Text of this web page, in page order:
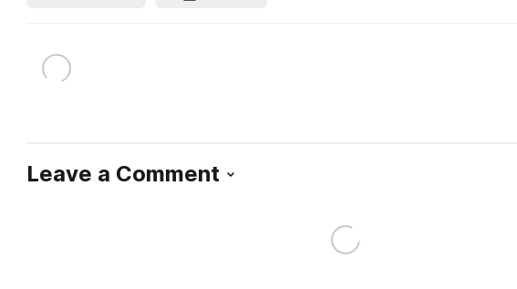
Leave a Comment